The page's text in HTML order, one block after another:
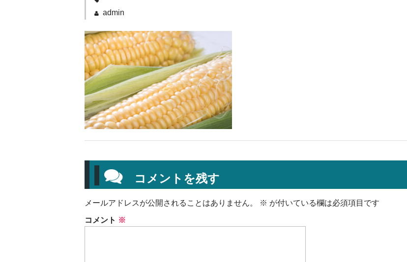
admin
コメントを残す
メールアドレスが公開されることはありません。 ※ が付いている欄は必須項目です
コメント ※